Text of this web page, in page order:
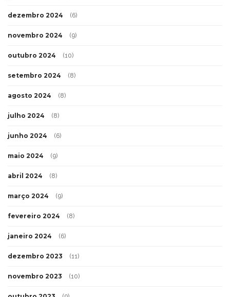
dezembro 2024 (6)
novembro 2024 (9)
outubro 2024 (10)
setembro 2024 (8)
agosto 2024 (8)
julho 2024 (8)
junho 2024 (6)
maio 2024 (9)
abril 2024 (8)
março 2024 (9)
fevereiro 2024 (8)
janeiro 2024 (6)
dezembro 2023 (11)
novembro 2023 (10)